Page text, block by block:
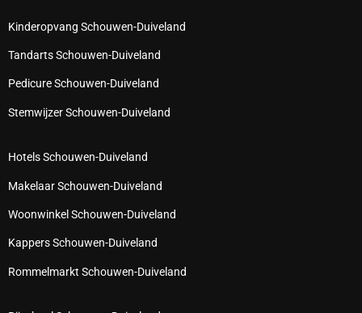
Kinderopvang Schouwen-Duiveland
Tandarts Schouwen-Duiveland
Pedicure Schouwen-Duiveland
Stemwijzer Schouwen-Duiveland
Hotels Schouwen-Duiveland
Makelaar Schouwen-Duiveland
Woonwinkel Schouwen-Duiveland
Kappers Schouwen-Duiveland
Rommelmarkt Schouwen-Duiveland